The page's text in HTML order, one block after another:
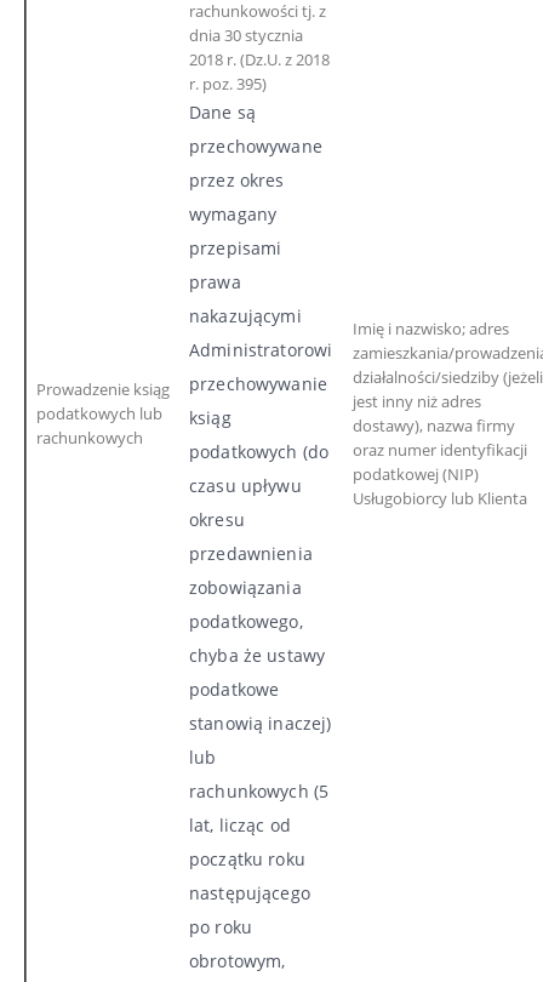
Prowadzenie ksiąg
podatkowych lub
rachunkowych
rachunkowości tj. z
dnia 30 stycznia
2018 r. (Dz.U. z 2018
r. poz. 395)
Dane są
przechowywane
przez okres
wymagany
przepisami
prawa
nakazującymi
Administratorowi
przechowywanie
ksiąg
podatkowych (do
czasu upływu
okresu
przedawnienia
zobowiązania
podatkowego,
chyba że ustawy
podatkowe
stanowią inaczej)
lub
rachunkowych (5
lat, licząc od
początku roku
następującego
po roku
obrotowym,
Imię i nazwisko; adres
zamieszkania/
działalności/siedziby (jeżeli
jest inny niż adres
dostawy), nazwa firmy
oraz numer identyfikacji
podatkowej (NIP)
Usługobiorcy lub Klienta